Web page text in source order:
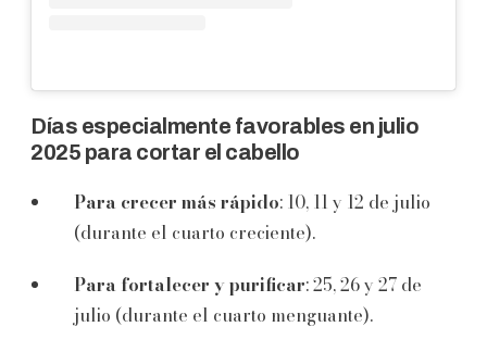
Días especialmente favorables en julio
2025 para cortar el cabello
Para crecer más rápido: 10, 11 y 12 de julio
(durante el cuarto creciente).
Para fortalecer y purificar: 25, 26 y 27 de
julio (durante el cuarto menguante).